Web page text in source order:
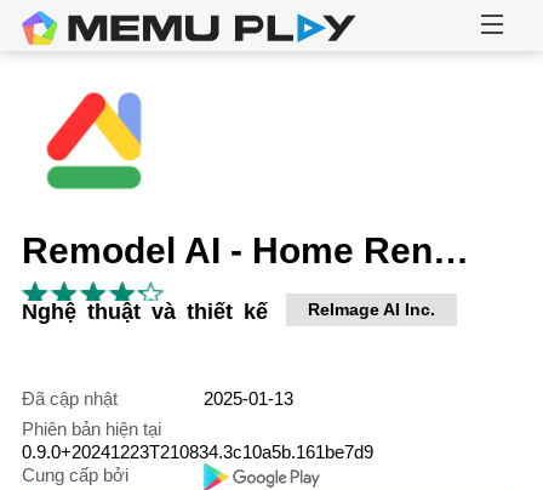
Remodel AI - Home Renovation
Nghệ thuật và thiết kế ReImage AI Inc.
Đã cập nhật
2025-01-13
Phiên bản hiện tại
0.9.0+20241223T210834.3c10a5b.161be7d9
Cung cấp bởi